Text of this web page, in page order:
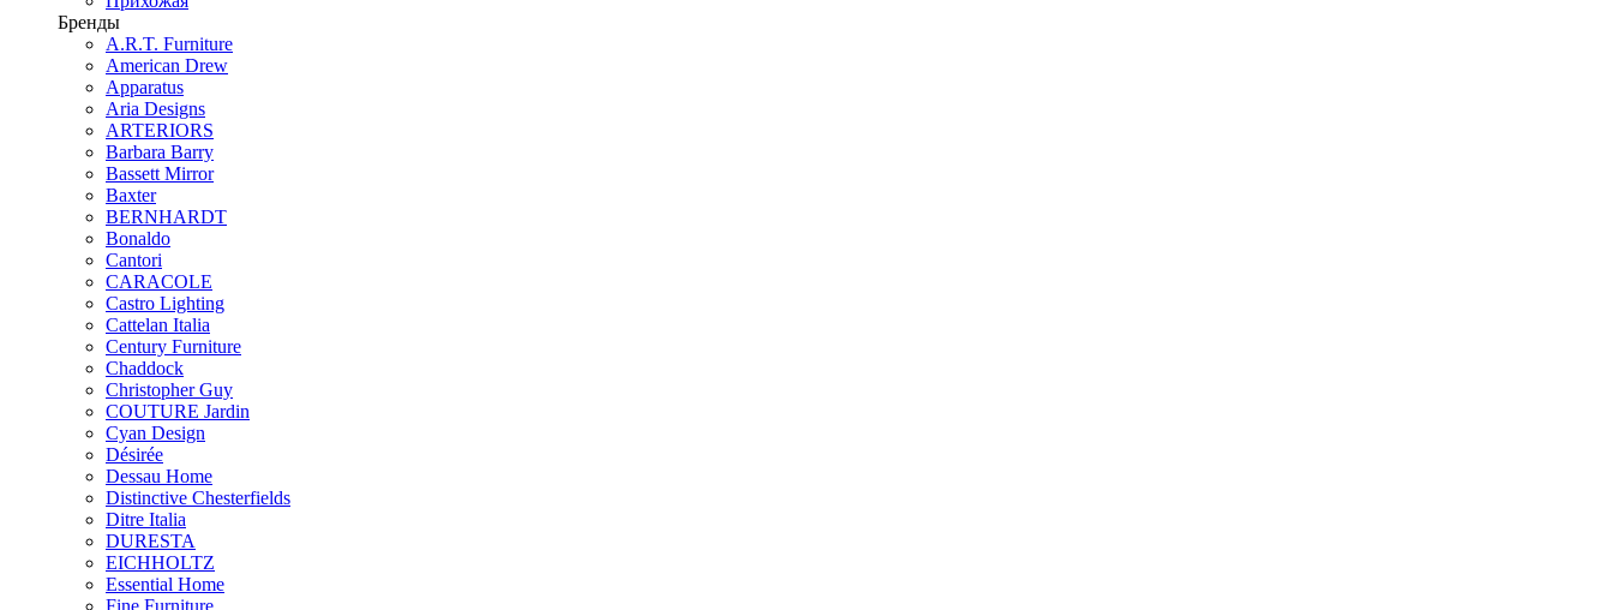
Бренды
A.R.T. Furniture
American Drew
Apparatus
Aria Designs
ARTERIORS
Barbara Barry
Bassett Mirror
Baxter
BERNHARDT
Bonaldo
Cantori
CARACOLE
Castro Lighting
Cattelan Italia
Century Furniture
Chaddock
Christopher Guy
COUTURE Jardin
Cyan Design
Désirée
Dessau Home
Distinctive Chesterfields
Ditre Italia
DURESTA
EICHHOLTZ
Essential Home
Fine Furniture